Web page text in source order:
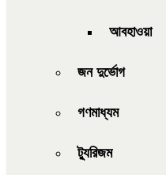
আবহাওয়া
জন দুর্ভোগ
গণমাধ্যম
ট্যুরিজম